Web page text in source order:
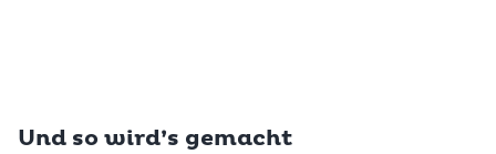
Und so wird’s gemacht